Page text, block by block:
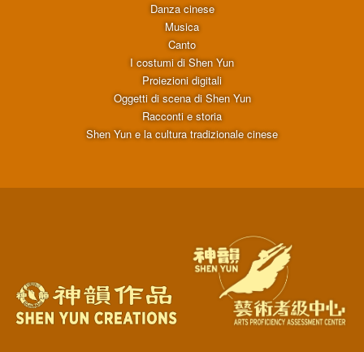
Danza cinese
Musica
Canto
I costumi di Shen Yun
Proiezioni digitali
Oggetti di scena di Shen Yun
Racconti e storia
Shen Yun e la cultura tradizionale cinese